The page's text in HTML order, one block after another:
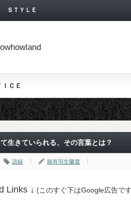
ＳＴＹＬＥ
ＩＣＥ
生きていられる、その言葉とは？
語録 能有羽生蘭渡
Links ↓ (このすぐ下はGoogle広告で